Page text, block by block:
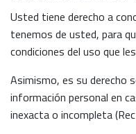
Usted tiene derecho a
tenemos de usted, para
condiciones del uso que
Asimismo, es su derecho
información personal en
inexacta o incompleta